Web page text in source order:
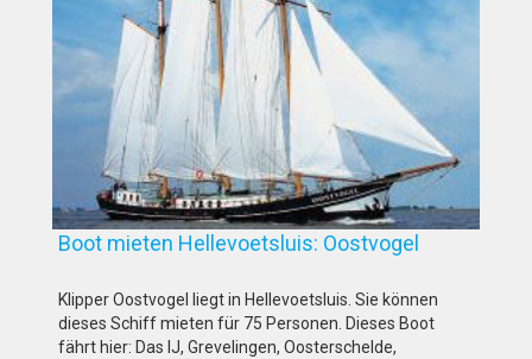
Boot mieten Hellevoetsluis: Oostvogel
Klipper Oostvogel liegt in Hellevoetsluis. Sie können
dieses Schiff mieten für 75 Personen. Dieses Boot
fährt hier: Das IJ, Grevelingen, Oosterschelde,